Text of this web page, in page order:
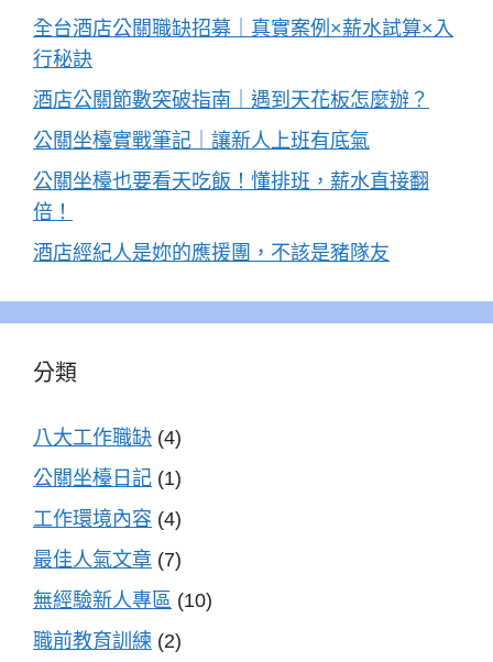
全台酒店公關職缺招募｜真實案例×薪水試算×入
行秘訣
酒店公關節數突破指南｜遇到天花板怎麼辦？
公關坐檯實戰筆記｜讓新人上班有底氣
公關坐檯也要看天吃飯！懂排班，薪水直接翻
倍！
酒店經紀人是妳的應援團，不該是豬隊友
分類
八大工作職缺 (4)
公關坐檯日記 (1)
工作環境內容 (4)
最佳人氣文章 (7)
無經驗新人專區 (10)
職前教育訓練 (2)